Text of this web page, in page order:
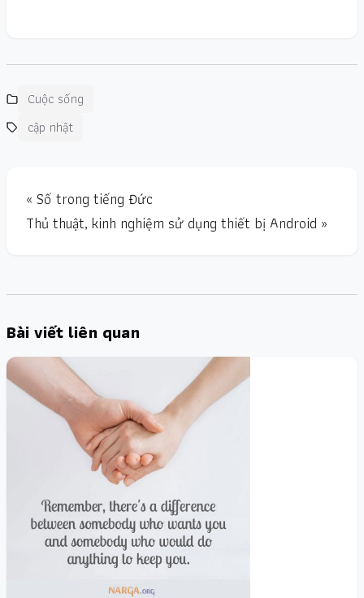
Cuộc sống
cập nhật
« Số trong tiếng Đức
Thủ thuật, kinh nghiệm sử dụng thiết bị Android »
Bài viết liên quan